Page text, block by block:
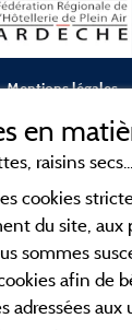
Mentions légales
Contact
CGV
en Ardèche .
en
raisins
cookies
du site, aux
sommes
afin de
adressées aux